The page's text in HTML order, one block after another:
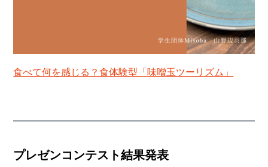
食べて何を感じる？食体験型「味噌玉ツーリズム」
プレゼンコンテスト結果発表